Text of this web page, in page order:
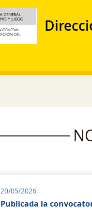
20/05/2026
Publicada la